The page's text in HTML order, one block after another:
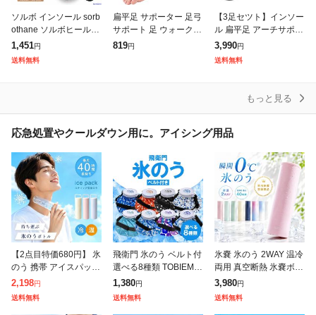
ソルボ インソール sorb
othane ソルボヒールカ
ップ 22.0〜29.0cm ト
レーニング 1ペア入 中
敷き ソール 日
1,451円
送料無料
扁平足 サポーター 足弓
サポート 足 ウォーク
足弓サポート インソー
819円
【3足セツト】インソー
ル 扁平足 アーチサポー
ト 中敷き 衝撃吸収 ゲ
ル スポーツ 疲れない
足底筋膜炎 土踏まず X
3,990円
送料無料
もっと見る
応急処置やクールダウン用に。アイシング用品
【2点目特価680円】 氷
のう 携帯 アイスパック
真空断熱 ステンレスボ
トル 最大40時間保冷 2
way 保冷 保温 魔法瓶構
2,198円
送料無料
飛衛門 氷のう ベルト付
選べる8種類 TOBIEMO
N 氷嚢 ゴルフ 冷却 保
冷剤 熱中症対策 暑さ対
策 アイスバッグ アウト
1,380円
送料無料
氷嚢 氷のう 2WAY 温冷
両用 真空断熱 氷嚢ボト
ル 水筒 アイスパック
冷却 アイス ボトル 氷 1
50ml シリコン 長時
3,980円
送料無料